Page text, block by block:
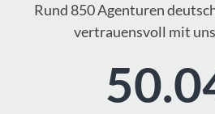
Rund 850 Agenturen
vertrauensvoll mit